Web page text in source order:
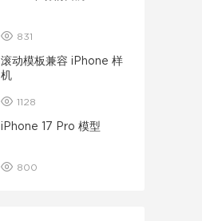
831
滚动模板兼容 iPhone 样
机
1128
iPhone 17 Pro 模型
800